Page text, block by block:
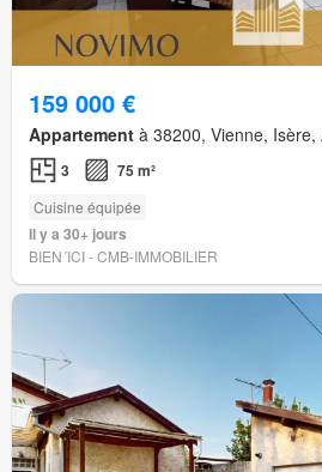
159 000 €
Appartement à 38200, Vienne,
3 75 m²
Cuisine équipée
Il y a 30+ jours
BIEN´ICI - CMB-IMMOBILIER